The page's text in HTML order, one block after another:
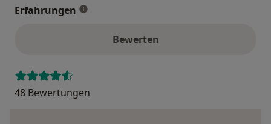
Erfahrungen
Bewerten
48 Bewertungen